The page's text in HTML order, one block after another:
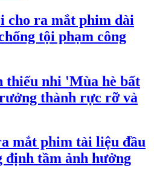
cho ra mắt phim dài
tội phạm công
thiếu nhi 'Mùa hè bất
thành rực rỡ và
mắt phim tài liệu đầu
định tầm ảnh hưởng